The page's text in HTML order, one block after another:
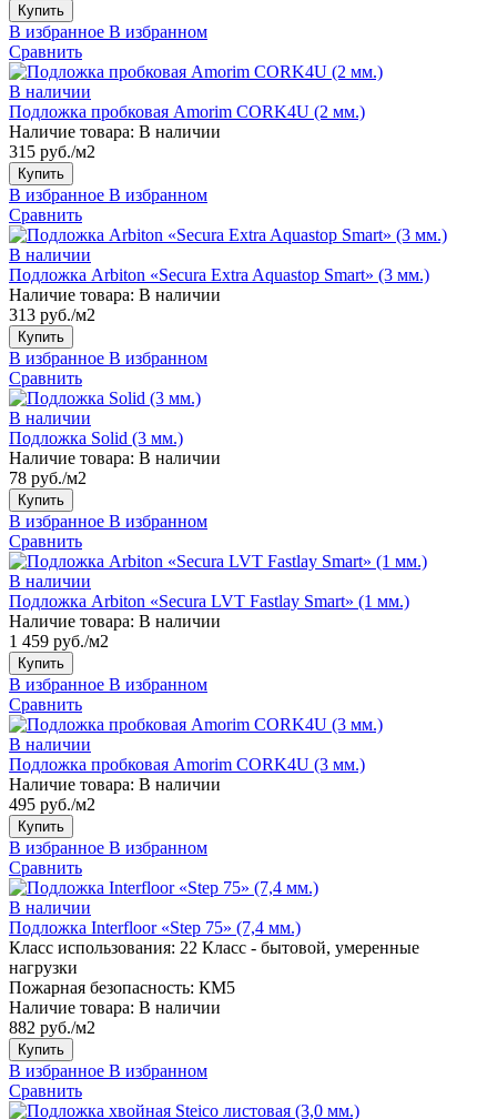
Купить
В избранное В избранном
Сравнить
В наличии
Подложка пробковая Amorim CORK4U (2 мм.)
Наличие товара: В наличии
315 руб./м2
Купить
В избранное В избранном
Сравнить
В наличии
Подложка Arbiton «Secura Extra Aquastop Smart» (3 мм.)
Наличие товара: В наличии
313 руб./м2
Купить
В избранное В избранном
Сравнить
В наличии
Подложка Solid (3 мм.)
Наличие товара: В наличии
78 руб./м2
Купить
В избранное В избранном
Сравнить
В наличии
Подложка Arbiton «Secura LVT Fastlay Smart» (1 мм.)
Наличие товара: В наличии
1 459 руб./м2
Купить
В избранное В избранном
Сравнить
В наличии
Подложка пробковая Amorim CORK4U (3 мм.)
Наличие товара: В наличии
495 руб./м2
Купить
В избранное В избранном
Сравнить
В наличии
Подложка Interfloor «Step 75» (7,4 мм.)
Класс использования: 22 Класс - бытовой, умеренные
нагрузки
Пожарная безопасность: КМ5
Наличие товара: В наличии
882 руб./м2
Купить
В избранное В избранном
Сравнить